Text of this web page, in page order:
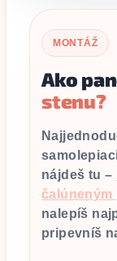
MONTÁŽ
Ako
stenu?
nájdeš tu –
čalúneným
nalepíš
pripevníš